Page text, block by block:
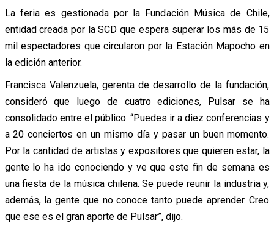
La feria es gestionada por la Fundación Música de Chile,
entidad creada por la SCD que espera superar los más de 15
mil espectadores que circularon por la Estación Mapocho en
la edición anterior.
Francisca Valenzuela, gerenta de desarrollo de la fundación,
consideró que luego de cuatro ediciones, Pulsar se ha
consolidado entre el público: “Puedes ir a diez conferencias y
a 20 conciertos en un mismo día y pasar un buen momento.
Por la cantidad de artistas y expositores que quieren estar, la
gente lo ha ido conociendo y ve que este fin de semana es
una fiesta de la música chilena. Se puede reunir la industria y,
además, la gente que no conoce tanto puede aprender. Creo
que ese es el gran aporte de Pulsar”, dijo.